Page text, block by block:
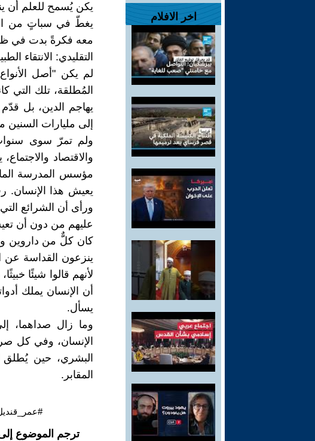
اخر الافلام
يكن يُسمح للعلم أن
يغطّ في سباتٍ من
معه فكرةً بدت في
التقليدي: الانتقاء
لم يكن "أصل
المُطلقة، تلك التي
يهاجم الدين، بل
إلى مليارات السنين
ولم تمرّ سوى
والاقتصاد
مؤسس المدرسة
يعيش هذا الإنسان.
ورأى أن الشرائع
عليهم من دون أن
كان كلٌّ من داروين
ينزعون القداسة عن
لأنهم قالوا شيئًا
أن الإنسان يملك
يسأل.
وما زال صداهما،
الإنسان، وفي كل
البشري، حين
المقابر.
ترجم الموضوع